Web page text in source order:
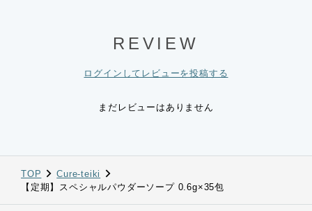
REVIEW
ログインしてレビューを投稿する
まだレビューはありません
TOP
Cure-teiki
【定期】スペシャルパウダーソープ 0.6g×35包